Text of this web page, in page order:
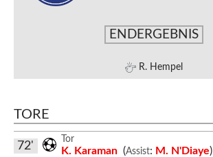
ENDERGEBNIS
R. Hempel
TORE
Tor
K. Karaman (Assist: M. N'Diaye)
72'